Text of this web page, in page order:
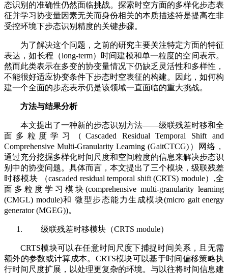
态识别的准确性仍然面临挑战。探索时空方面的多样化步态表
征并学习协变量因素无关而身份相关的本质描述符是提高在非
受控环境下步态识别精度的关键步骤。
为了解决这个问题，之前的研究主要关注特定方面的特征
表达，如长程（long-term）时间建模和单一粒度的空间表示。
然而此类表示在多变的协变量情况下仍缺乏灵活性和多样性，
不能很好适应协变条件下步态时空表征的构建。因此，如何构
建一个全面的步态表示仍是该领域一直面临的重大挑战。
方法与结果分析
本文提出了一种新的步态识别方法——级联残差时移和全
面多粒度学习（Cascaded Residual Temporal Shift and
Comprehensive Multi-Granularity Learning (GaitCTCG)）网络，
通过充分挖掘多样化时间尺度和空间粒度的信息来解决步态识
别中的协变问题。具体而言，本文提出了三个模块，级联残差
时移模块 （cascaded residual temporal shift (CRTS) module）,全
面多粒度学习模块(comprehensive multi-granularity learning
(CMGL) module)和 微型步态能力生成模块(micro gait energy
generator (MGEG))。
级联残差时移模块（CRTS module）
CRTS模块可以在任意时间尺度下捕捉时间关系，且无需
额外的参数或计算成本。CRTS模块可以基于时间偏移策略执
行时间尺度扩展，以处理更复杂的环境。与以往将时间信息建